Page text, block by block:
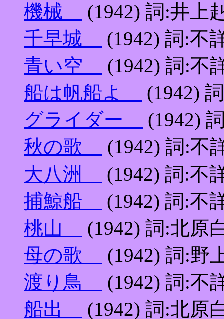
機械
(1942) 詞:井上
千早城
(1942) 詞:不
青い空
(1942) 詞:不
船は帆船よ
(1942)
グライダー
(1942)
秋の歌
(1942) 詞:不
大八洲
(1942) 詞:不
捕鯨船
(1942) 詞:不
桃山
(1942) 詞:北原
母の歌
(1942) 詞:野
渡り鳥
(1942) 詞:不
船出
(1942) 詞:北原